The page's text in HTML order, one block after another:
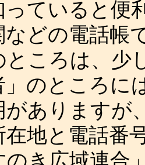
ていると便
などの電話帳
ところは、少
」のところに
がありますが
在地と電話番